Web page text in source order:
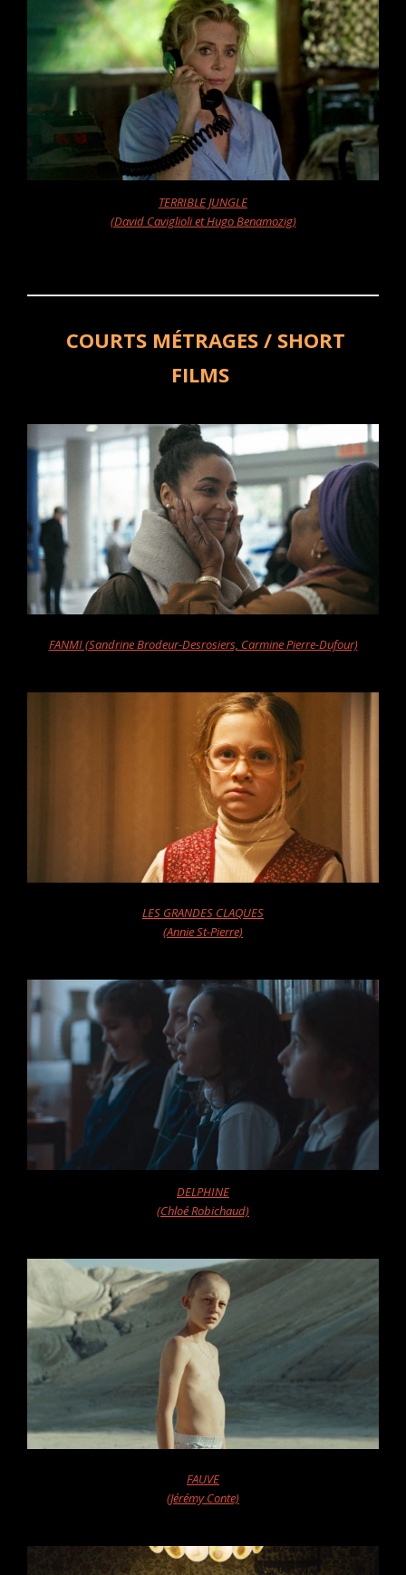
TERRIBLE JUNGLE
(David Caviglioli et Hugo Benamozig)
COURTS MÉTRAGES / SHORT
FILMS
FANMI (Sandrine Brodeur-Desrosiers, Carmine Pierre-Dufour)
LES GRANDES CLAQUES
(Annie St-Pierre)
DELPHINE
(Chloé Robichaud)
FAUVE
(Jérémy Conte)